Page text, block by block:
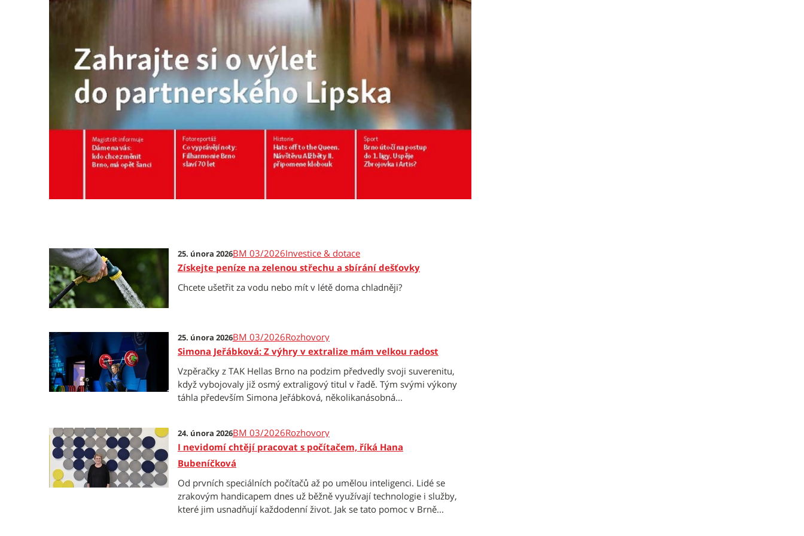
25. února 2026BM 03/2026Investice & dotace
Získejte peníze na zelenou střechu a sbírání dešťovky
Chcete ušetřit za vodu nebo mít v létě doma chladněji?
25. února 2026BM 03/2026Rozhovory
Simona Jeřábková: Z výhry v extralize mám velkou radost
Vzpěračky z TAK Hellas Brno na podzim předvedly svoji suverenitu,
když vybojovaly již osmý extraligový titul v řadě. Tým svými výkony
táhla především Simona Jeřábková, několikanásobná...
24. února 2026BM 03/2026Rozhovory
I nevidomí chtějí pracovat s počítačem, říká Hana
Bubeníčková
Od prvních speciálních počítačů až po umělou inteligenci. Lidé se
zrakovým handicapem dnes už běžně využívají technologie i služby,
které jim usnadňují každodenní život. Jak se tato pomoc v Brně...